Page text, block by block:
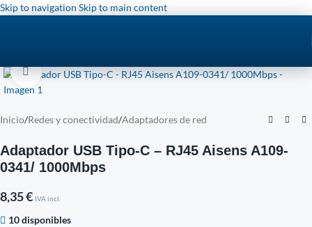
Skip to navigation Skip to main content
Click to enlarge
Inicio/Redes y conectividad/Adaptadores de red
Adaptador USB Tipo-C – RJ45 Aisens A109-
0341/ 1000Mbps
8,35€ IVA incl.
10 disponibles